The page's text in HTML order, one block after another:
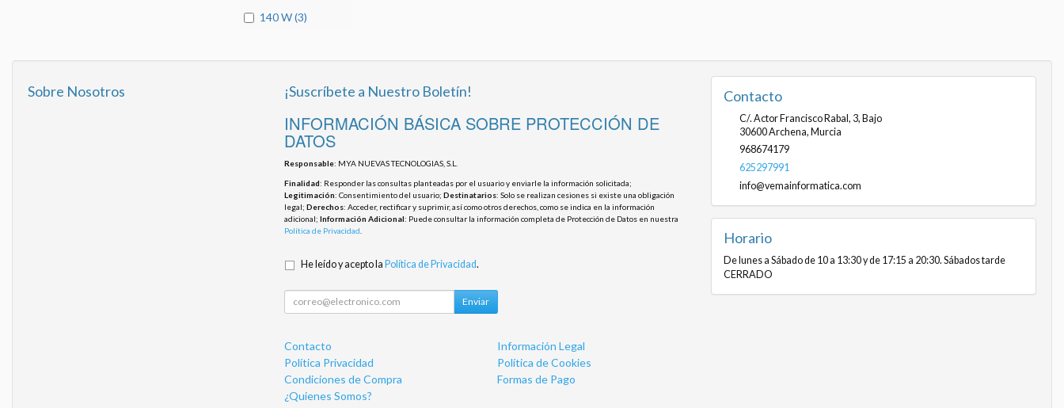
140 W (3)
Sobre Nosotros ¡Suscríbete a Nuestro Boletín!
INFORMACIÓN BÁSICA SOBRE PROTECCIÓN DE
DATOS
Responsable: MYA NUEVAS TECNOLOGIAS, S.L.
Finalidad: Responder las consultas planteadas por el usuario y enviarle la información solicitada;
Legitimación: Consentimiento del usuario; Destinatarios: Solo se realizan cesiones si existe una obligación
legal; Derechos: Acceder, rectificar y suprimir, así como otros derechos, como se indica en la información
adicional; Información Adicional: Puede consultar la información completa de Protección de Datos en nuestra
Política de Privacidad
He leído y acepto la Política de Privacidad.
Enviar
Contacto
Información Legal
Política Privacidad
Política de Cookies
Condiciones de Compra
Formas de Pago
¿Quienes Somos?
Contacto
C/. Actor Francisco Rabal, 3, Bajo
30600Archena, Murcia
968674179
625297991
info@vemainformatica.com
Horario
De lunes a Sábado de 10 a 13:30 y de 17:15 a 20:30. Sábados tarde
CERRADO